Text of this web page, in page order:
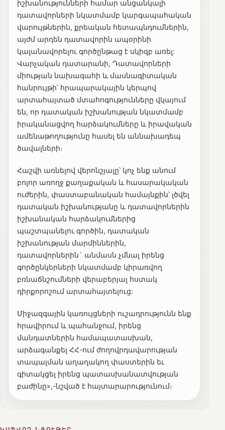
իշխանությունների համար անցանկալի
դատավորների նկատմամբ կարգապահական
վարույթներին, քրեական հետապնդումներին,
այժմ արդեն դատավորին ապօրինի
կալանավորելու գործընթաց է սկիզբ առել:
Վարչական դատարանի, Դատավորների
միության նախագահի և մասնագիտական
հանրույթի՝ հրապարակային կերպով
արտահայտած մտահոգությունները վկայում
են, որ դատական իշխանության նկատմամբ
իրականացվող հարձակումները և իրավական
ամենաթողությունը հասել են աննախադեպ
ծավալների։
Հաշվի առնելով վերոնշյալը՝ կոչ ենք անում
բոլոր առողջ քաղաքական և հասարակական
ուժերին, փաստաբանական համայնքին՝ լծվել
դատական իշխանությանը և դատավորներին
իշխանական հարձակումներից
պաշտպանելու գործին, դատական
իշխանության մարմիններին,
դատավորներին` անմասն չմնալ իրենց
գործընկերների նկատմամբ կիրառվող
բռնաճնշումների վերաբերյալ հստակ
դիրքորոշում արտահայտելուց:
Միջազգային կառույցների ուշադրությունն ենք
հրավիրում և պահանջում, իրենց
մանդատներին համապատասխան,
արձագանքել ՀՀ-ում ժողովրդավարության
տապալման աղաղակող փաստերին եւ
գիտակցել իրենց պատասխանատվության
բաժինը»,-նշված է հայտարարությունում։